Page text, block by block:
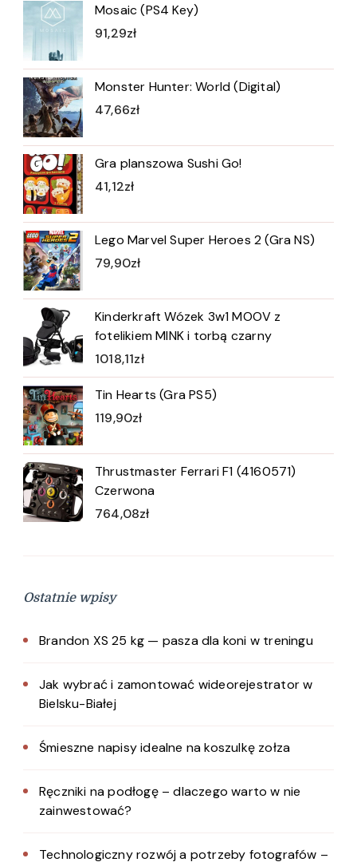
Mosaic (PS4 Key)
91,29zł
Monster Hunter: World (Digital)
47,66zł
Gra planszowa Sushi Go!
41,12zł
Lego Marvel Super Heroes 2 (Gra NS)
79,90zł
Kinderkraft Wózek 3w1 MOOV z
fotelikiem MINK i torbą czarny
1018,11zł
Tin Hearts (Gra PS5)
119,90zł
Thrustmaster Ferrari F1 (4160571)
Czerwona
764,08zł
Ostatnie wpisy
Brandon XS 25 kg — pasza dla koni w treningu
Jak wybrać i zamontować wideorejestrator w
Bielsku-Białej
Śmieszne napisy idealne na koszulkę zołza
Ręczniki na podłogę – dlaczego warto w nie
zainwestować?
Technologiczny rozwój a potrzeby fotografów –